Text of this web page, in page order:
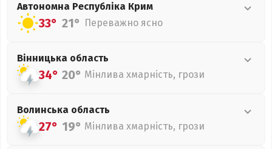
Автономна Республіка Крим
33° 21° Переважно ясно
Вінницька область
34° 20° Мінлива хмарність, грози
Волинська область
27° 19° Мінлива хмарність, грози